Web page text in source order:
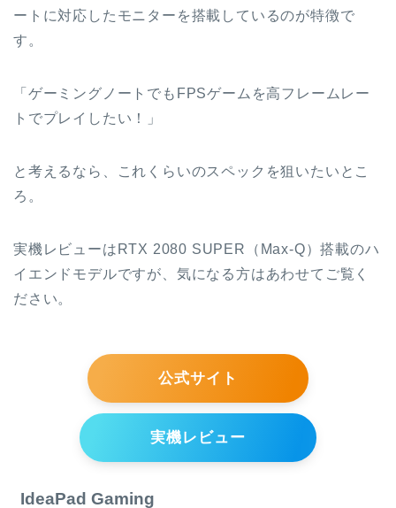
ートに対応したモニターを搭載しているのが特徴で
す。
「ゲーミングノートでもFPSゲームを高フレームレー
トでプレイしたい！」
と考えるなら、これくらいのスペックを狙いたいとこ
ろ。
実機レビューはRTX 2080 SUPER（Max-Q）搭載のハ
イエンドモデルですが、気になる方はあわせてご覧く
ださい。
公式サイト
実機レビュー
IdeaPad Gaming